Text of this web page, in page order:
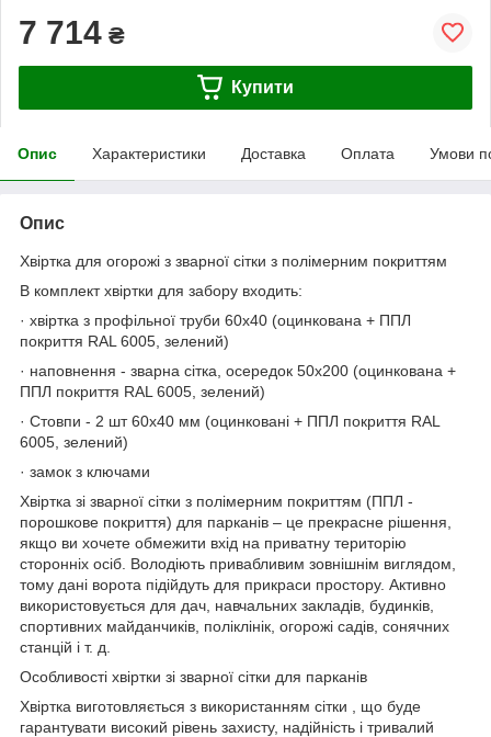
7 714 ₴
Купити
Опис Характеристики Доставка Оплата Умови
Опис
Хвіртка для огорожі з зварної сітки з полімерним покриттям
В комплект хвіртки для забору входить:
· хвіртка з профільної труби 60х40 (оцинкована + ППЛ
покриття RAL 6005, зелений)
· наповнення - зварна сітка, осередок 50х200 (оцинкована +
ППЛ покриття RAL 6005, зелений)
· Стовпи - 2 шт 60х40 мм (оцинковані + ППЛ покриття RAL
6005, зелений)
· замок з ключами
Хвіртка зі зварної сітки з полімерним покриттям (ППЛ -
порошкове покриття) для парканів – це прекрасне рішення,
якщо ви хочете обмежити вхід на приватну територію
сторонніх осіб. Володіють привабливим зовнішнім виглядом,
тому дані ворота підійдуть для прикраси простору. Активно
використовується для дач, навчальних закладів, будинків,
спортивних майданчиків, поліклінік, огорожі садів, сонячних
станцій і т. д.
Особливості хвіртки зі зварної сітки для парканів
Хвіртка виготовляється з використанням сітки , що буде
гарантувати високий рівень захисту, надійність і тривалий